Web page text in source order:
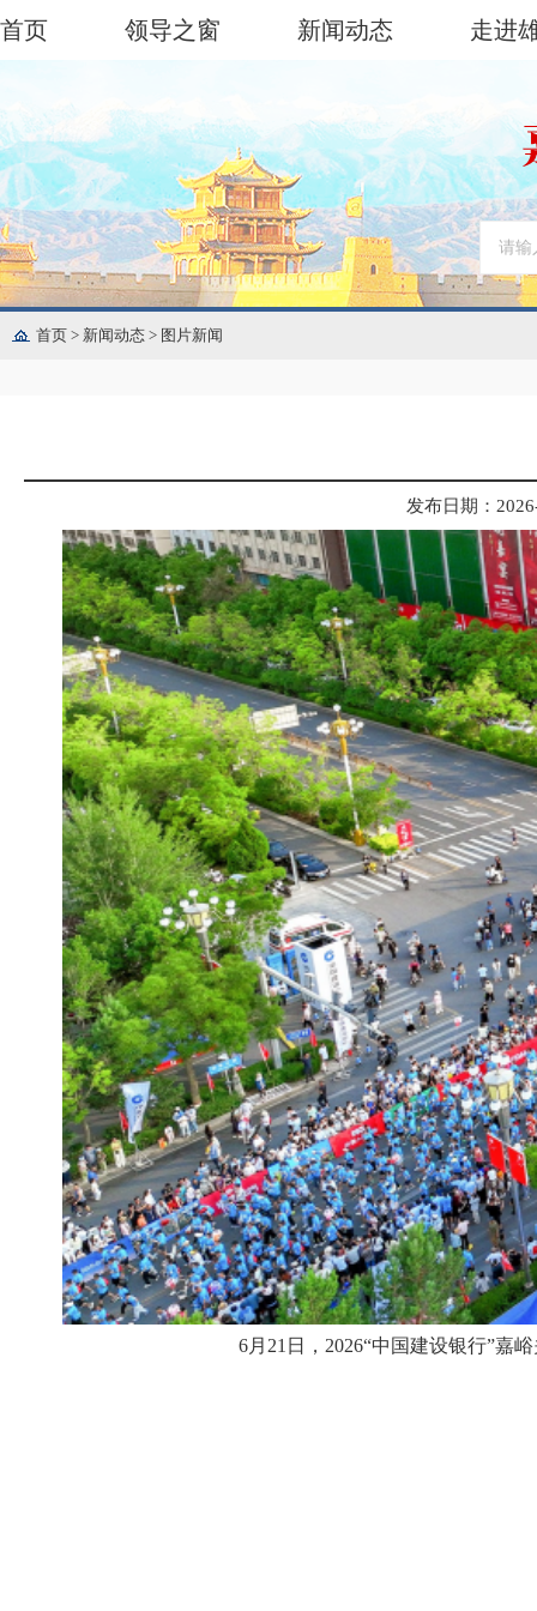
首页 领导之窗 新闻动态 走进
首页 > 新闻动态 > 图片新闻
发布日期：
6月21日，2026“中国建设银行”嘉